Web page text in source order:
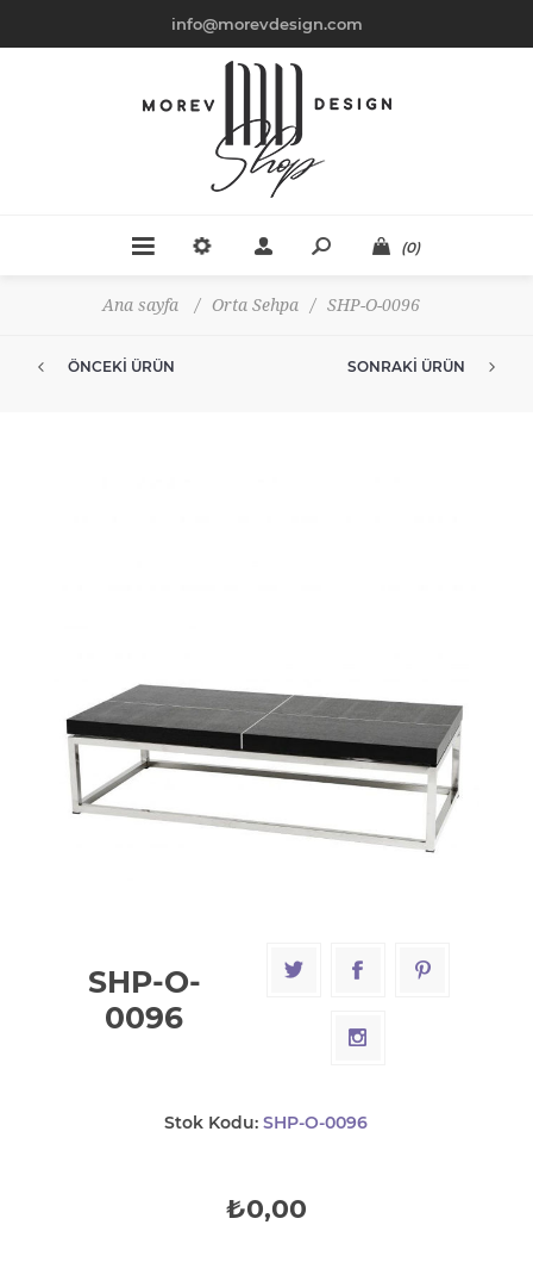
info@morevdesign.com
(0)
Ana sayfa / Orta Sehpa / SHP-O-0096
ÖNCEKI ÜRÜN SONRAKI ÜRÜN
SHP-O-
0096
Stok Kodu: SHP-O-0096
₺0,00